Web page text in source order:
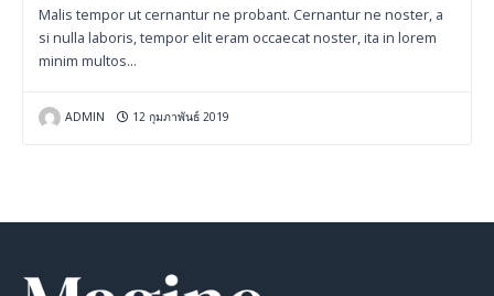
Malis tempor ut cernantur ne probant. Cernantur ne noster, a
si nulla laboris, tempor elit eram occaecat noster, ita in lorem
minim multos…
ADMIN 12 กุมภาพันธ์ 2019